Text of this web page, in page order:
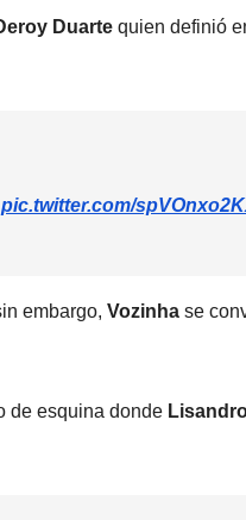
Duarte quien definió
pic.twitter.com/
embargo, Vozinha se
de esquina donde